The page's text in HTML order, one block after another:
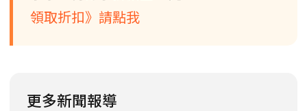
領取折扣》請點我
更多新聞報導